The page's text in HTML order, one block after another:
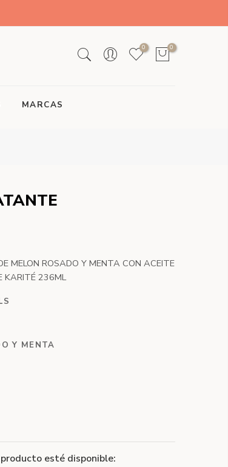
0 0
MARCAS
MELON ROSADO Y MENTA CON ACEITE
KARITÉ 236ML
Y MENTA
esté disponible: